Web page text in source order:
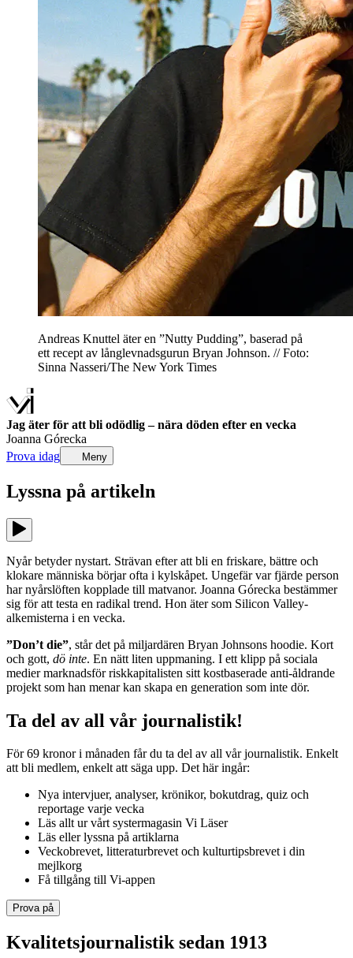
Andreas Knuttel äter en ”Nutty Pudding”, baserad på
ett recept av långlevnadsgurun Bryan Johnson. // Foto:
Sinna Nasseri/The New York Times
Jag äter för att bli odödlig – nära döden efter en vecka
Joanna Górecka
Prova idag
Meny
Lyssna på artikeln
Nyår betyder nystart. Strävan efter att bli en friskare, bättre och
klokare människa börjar ofta i kylskåpet. Ungefär var fjärde person
har nyårslöften kopplade till matvanor. Joanna Górecka bestämmer
sig för att testa en radikal trend. Hon äter som Silicon Valley-
alkemisterna i en vecka.
”Don’t die”, står det på miljardären Bryan Johnsons hoodie. Kort
och gott, dö inte. En nätt liten uppmaning. I ett klipp på sociala
medier marknadsför riskkapitalisten sitt kostbaserade anti-åldrande
projekt som han menar kan skapa en generation som inte dör.
Ta del av all vår journalistik!
För 69 kronor i månaden får du ta del av all vår journalistik. Enkelt
att bli medlem, enkelt att säga upp. Det här ingår:
Nya intervjuer, analyser, krönikor, bokutdrag, quiz och
reportage varje vecka
Läs allt ur vårt systermagasin Vi Läser
Läs eller lyssna på artiklarna
Veckobrevet, litteraturbrevet och kulturtipsbrevet i din
mejlkorg
Få tillgång till Vi-appen
Prova på
Kvalitetsjournalistik sedan 1913